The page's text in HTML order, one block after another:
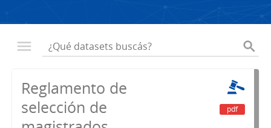
Reglamento de
selección de
pdf